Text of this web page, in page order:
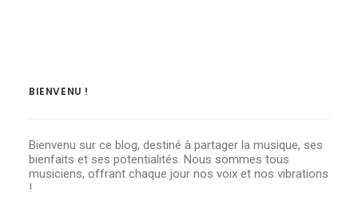
BIENVENU !
Bienvenu sur ce blog, destiné à partager la musique, ses
bienfaits et ses potentialités. Nous sommes tous
musiciens, offrant chaque jour nos voix et nos vibrations
!